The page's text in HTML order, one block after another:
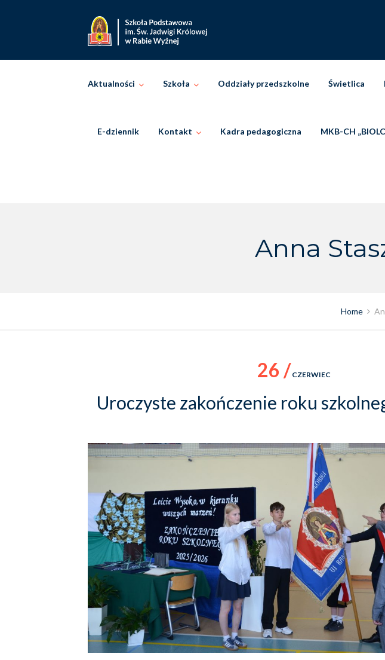
Aktualności Szkoła Oddziały przedszkolne Świetlica
E-dziennik Kontakt Kadra pedagogiczna MKB-CH
Anna
Home
26 / CZERWIEC
Uroczyste zakończenie roku